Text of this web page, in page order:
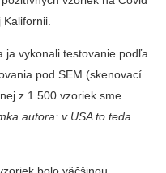
ja vykonali testovanie podľa
pod SEM (skenovací
z 1 500 vzoriek sme
autora: v USA to teda
bolo väčšinou